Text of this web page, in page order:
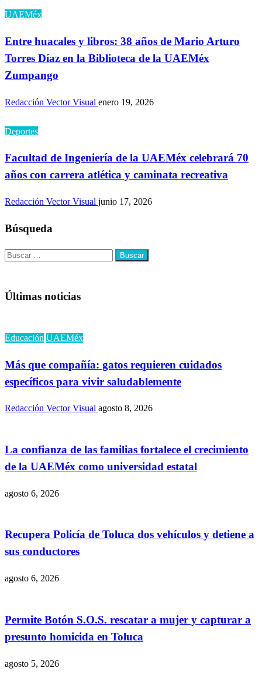
UAEMéx
Entre huacales y libros: 38 años de Mario Arturo
Torres Díaz en la Biblioteca de la UAEMéx
Zumpango
Redacción Vector Visual enero 19, 2026
Deportes
Facultad de Ingeniería de la UAEMéx celebrará 70
años con carrera atlética y caminata recreativa
Redacción Vector Visual junio 17, 2026
Búsqueda
Buscar:
Últimas noticias
Educación UAEMéx
Más que compañía: gatos requieren cuidados
específicos para vivir saludablemente
Redacción Vector Visual agosto 8, 2026
La confianza de las familias fortalece el crecimiento
de la UAEMéx como universidad estatal
agosto 6, 2026
Recupera Policía de Toluca dos vehículos y detiene a
sus conductores
agosto 6, 2026
Permite Botón S.O.S. rescatar a mujer y capturar a
presunto homicida en Toluca
agosto 5, 2026